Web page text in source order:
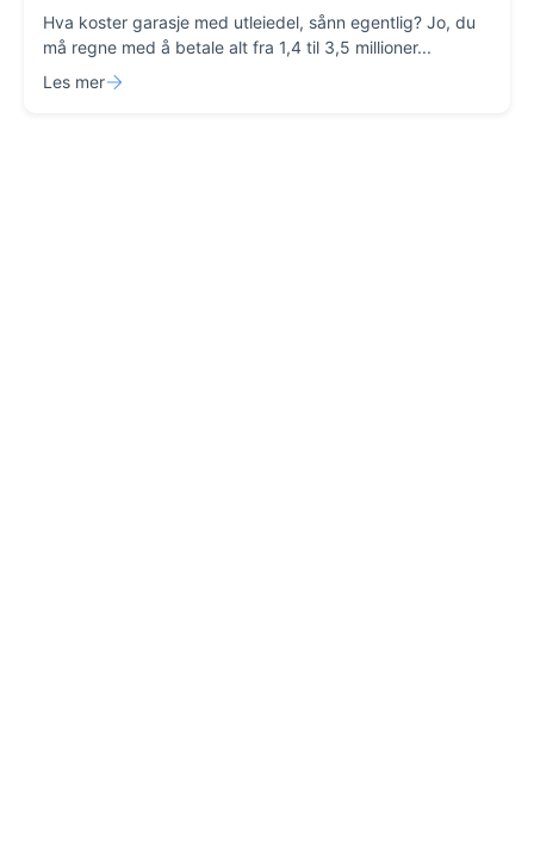
Hva koster garasje med utleiedel, sånn egentlig? Jo, du
må regne med å betale alt fra 1,4 til 3,5 millioner...
Les mer